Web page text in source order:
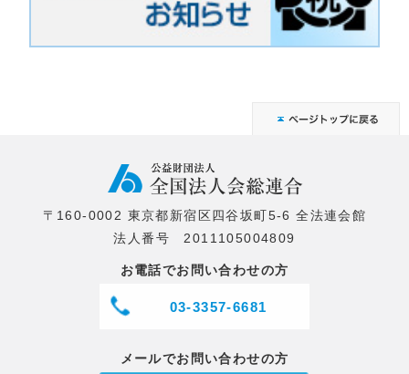
〒160-0002 東京都新宿区四谷坂町5-6 全法連会館
法人番号 2011105004809
お電話でお問い合わせの方
03-3357-6681
メールでお問い合わせの方